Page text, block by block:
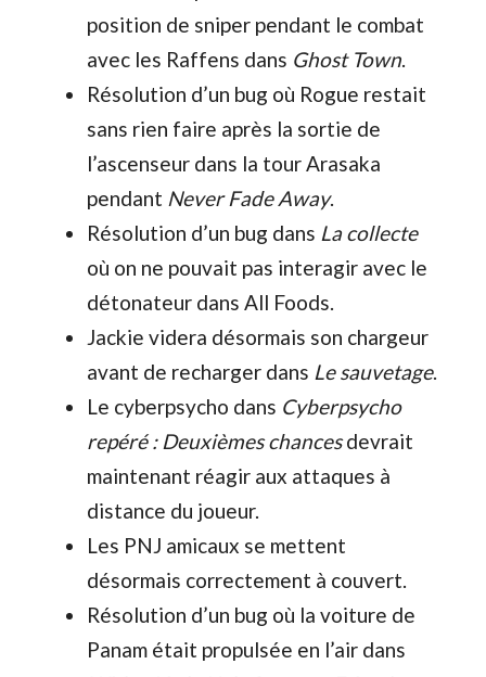
position de sniper pendant le combat
avec les Raffens dans Ghost Town.
Résolution d’un bug où Rogue restait
sans rien faire après la sortie de
l’ascenseur dans la tour Arasaka
pendant Never Fade Away.
Résolution d’un bug dans La collecte
où on ne pouvait pas interagir avec le
détonateur dans All Foods.
Jackie videra désormais son chargeur
avant de recharger dans Le sauvetage.
Le cyberpsycho dans Cyberpsycho
repéré : Deuxièmes chancesdevrait
maintenant réagir aux attaques à
distance du joueur.
Les PNJ amicaux se mettent
désormais correctement à couvert.
Résolution d’un bug où la voiture de
Panam était propulsée en l’air dans